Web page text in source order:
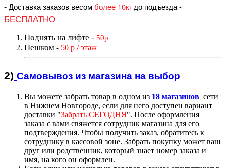
-Доставка заказов весомболее 10кгдо подъезда-
БЕСПЛАТНО
Поднять на лифте - 50р
Пешком - 50 р / этаж
2) Самовывоз из магазина на выбор
Вы можете забрать товар в одном из 18 магазинов сети
в Нижнем Новгороде, если для него доступен вариант
доставки "Забрать СЕГОДНЯ". После оформления
заказа с вами свяжется сотрудник магазина для его
подтверждения. Чтобы получить заказ, обратитесь к
сотруднику в кассовой зоне. Забрать покупку может ваш
друг или родственник, который знает номер заказа и
имя, на кого он оформлен.